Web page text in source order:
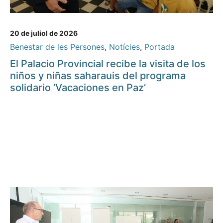
20 de juliol de 2026
Benestar de les Persones, Notícies, Portada
El Palacio Provincial recibe la visita de los
niños y niñas saharauis del programa
solidario ‘Vacaciones en Paz’